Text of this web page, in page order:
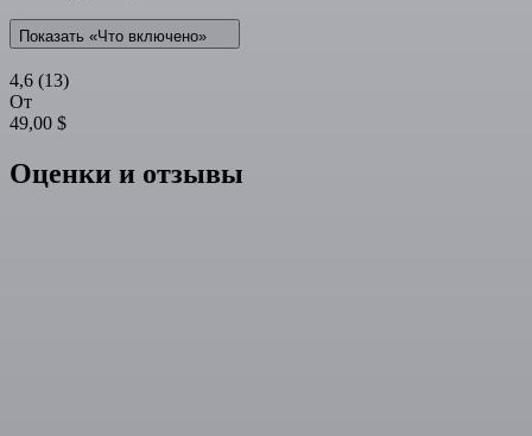
Показать «Что включено»
4,6 (13)
От
49,00 $
Оценки и отзывы